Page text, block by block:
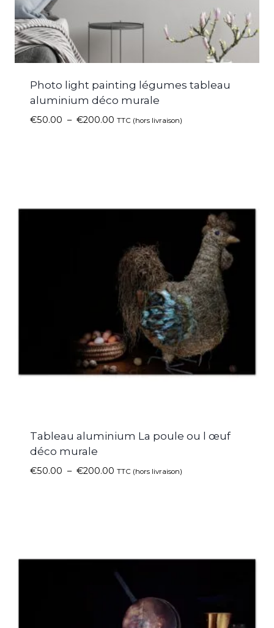
Photo light painting légumes tableau
aluminium déco murale
€50.00 – €200.00 TTC (hors livraison)
Tableau aluminium La poule ou l œuf
déco murale
€50.00 – €200.00 TTC (hors livraison)